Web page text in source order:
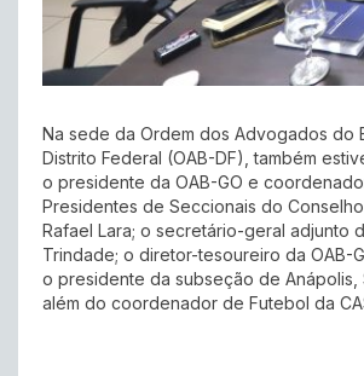
Na sede da Ordem dos Advogados do
Distrito Federal (OAB-DF), também
o presidente da OAB-GO e
Presidentes de Seccionais do Conselho
Rafael Lara; o secretário-geral adjunto
Trindade; o diretor-tesoureiro da OAB-
o presidente da subseção de Anápolis,
além do coordenador de Futebol da